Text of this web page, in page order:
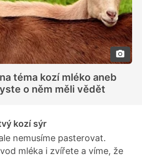
téma kozí mléko aneb
o něm měli vědět
kozí sýr
nemusíme pasterovat.
mléka i zvířete a víme, že